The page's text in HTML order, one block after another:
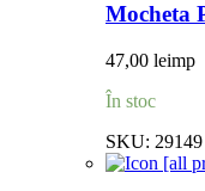
Mocheta
47,00 leimp
În stoc
SKU: 29149